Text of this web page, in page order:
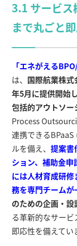
3.1 サービス
まで丸ごと
「エネがえる
は、 国際航業株
年5月に提供開始
包括的アウトソ
Process
連携できる
ルを備え、 提案書
ション、補助金
には人材育成研
務を専門チームが
のための企画・設
る革新的なサー
即応性を備えてい